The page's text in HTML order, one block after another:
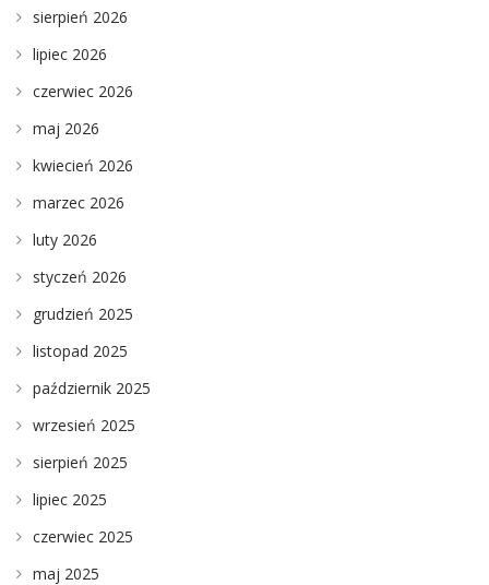
sierpień 2026
lipiec 2026
czerwiec 2026
maj 2026
kwiecień 2026
marzec 2026
luty 2026
styczeń 2026
grudzień 2025
listopad 2025
październik 2025
wrzesień 2025
sierpień 2025
lipiec 2025
czerwiec 2025
maj 2025